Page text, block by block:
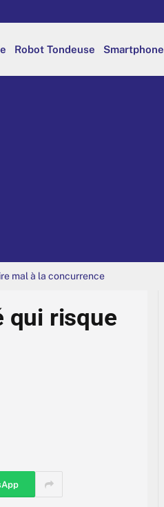
Robot Tondeuse Smartphone
mal à la concurrence
qui risque